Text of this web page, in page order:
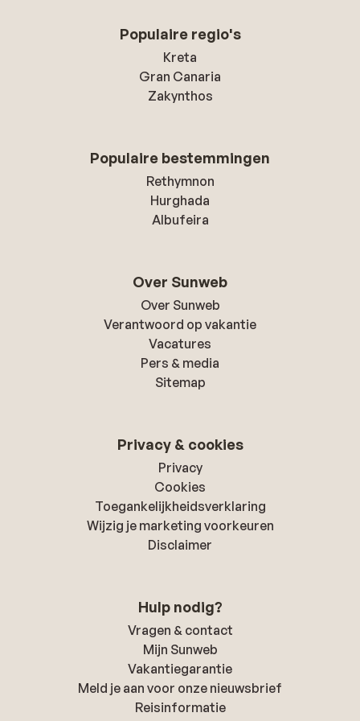
Populaire regio's
Kreta
Gran Canaria
Zakynthos
Populaire bestemmingen
Rethymnon
Hurghada
Albufeira
Over Sunweb
Over Sunweb
Verantwoord op vakantie
Vacatures
Pers & media
Sitemap
Privacy & cookies
Privacy
Cookies
Toegankelijkheidsverklaring
Wijzig je marketing voorkeuren
Disclaimer
Hulp nodig?
Vragen & contact
Mijn Sunweb
Vakantiegarantie
Meld je aan voor onze nieuwsbrief
Reisinformatie